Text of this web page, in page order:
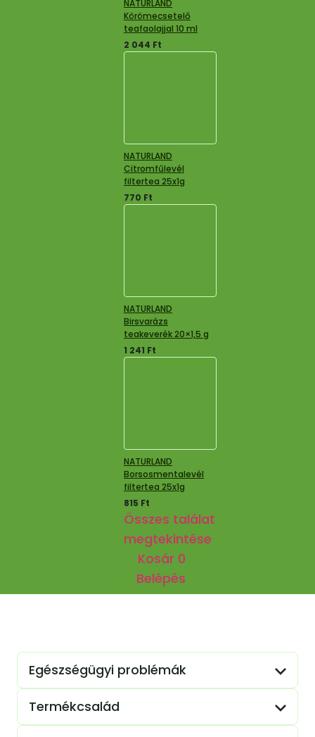
NATURLAND
Körömecsetelő
teafaolajjal 10 ml
2 044 Ft
NATURLAND
Citromfűlevél
filtertea 25x1g
770 Ft
NATURLAND
Birsvarázs
teakeverék 20×1,5 g
1 241 Ft
NATURLAND
Borsosmentalevél
filtertea 25x1g
815 Ft
Összes találat
megtekintése
Kosár 0
Belépés
Egészségügyi problémák
Termékcsalád